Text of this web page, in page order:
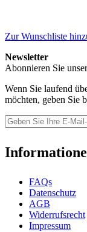
Zur Wunschliste
Newsletter
Abonnieren Sie
Wenn Sie laufend
möchten, geben Sie
FAQs
Datenschutz
AGB
Widerrufsrecht
Impressum